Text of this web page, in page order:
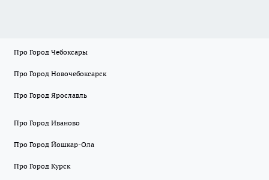
Про Город Чебоксары
Про Город Новочебоксарск
Про Город Ярославль
Про Город Иваново
Про Город Йошкар-Ола
Про Город Курск